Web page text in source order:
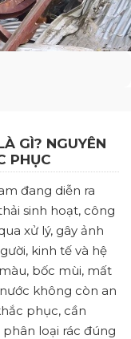
GÌ? NGUYÊN
PHỤC
đang diễn ra
sinh hoạt, công
xử lý, gây ảnh
kinh tế và hệ
bốc mùi, mất
không còn an
phục, cần
loại rác đúng